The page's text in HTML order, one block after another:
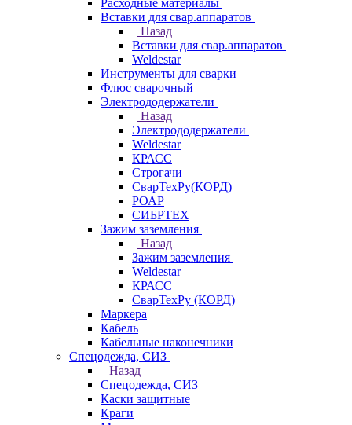
Расходные материалы
Вставки для свар.аппаратов
Назад
Вставки для свар.аппаратов
Weldestar
Инструменты для сварки
Флюс сварочный
Электрододержатели
Назад
Электрододержатели
Weldestar
КРАСС
Строгачи
СварТехРу(КОРД)
РОАР
СИБРТЕХ
Зажим заземления
Назад
Зажим заземления
Weldestar
КРАСС
СварТехРу (КОРД)
Маркера
Кабель
Кабельные наконечники
Спецодежда, СИЗ
Назад
Спецодежда, СИЗ
Каски защитные
Краги